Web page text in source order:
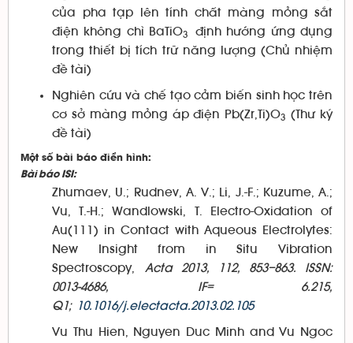
của pha tạp lên tính chất màng mỏng sắt
điện không chì BaTiO3
định hướng ứng dụng
trong thiết bị tích trữ năng lượng (Chủ nhiệm
đề tài)
Nghiên cứu và chế tạo cảm biến sinh học trên
cơ sở màng mỏng áp điện Pb(Zr,Ti)O3(Thư ký
đề tài)
Một số bài báo điển hình:
Bài báo ISI:
Zhumaev, U.; Rudnev, A. V.; Li, J.-F.; Kuzume, A.;
Vu, T.-H.; Wandlowski, T. Electro-Oxidation of
Au(111) in Contact with Aqueous Electrolytes:
New Insight from in Situ Vibration
Spectroscopy, Acta 2013, 112, 853–863. ISSN:
0013-4686, IF= 6.215,
Q1; 10.1016/j.electacta.2013.02.105
Vu Thu Hien, Nguyen Duc Minh and Vu Ngoc